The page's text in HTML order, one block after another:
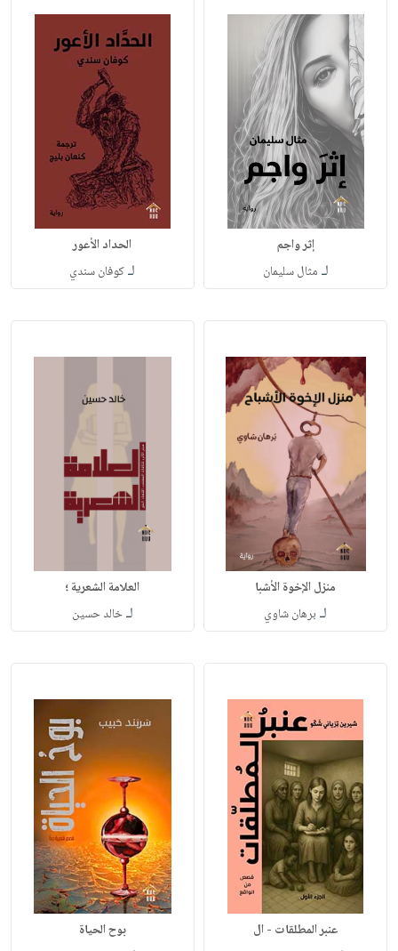
إثر واجم
لـ مثال سليمان
الحداد الأعور
لـكوفان سندي
منزل الإخوة الأشبا
لـ برهان شاوي
العلامة الشعرية ؛
لـخالد حسين
عنبر المطلقات - ال بوح الحياة